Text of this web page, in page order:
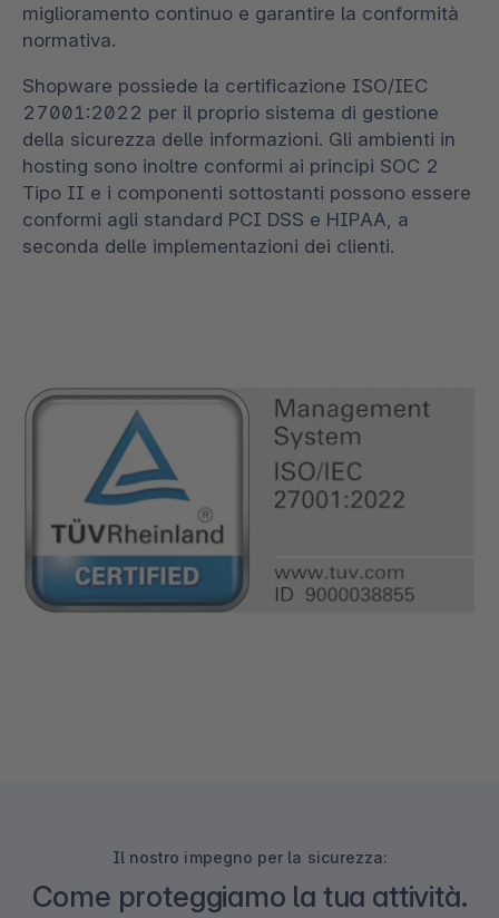
miglioramento continuo e garantire la conformità
normativa.
Shopware possiede la certificazione ISO/IEC
27001:2022 per il proprio sistema di gestione
della sicurezza delle informazioni. Gli ambienti in
hosting sono inoltre conformi ai principi SOC 2
Tipo II e i componenti sottostanti possono essere
conformi agli standard PCI DSS e HIPAA, a
seconda delle implementazioni dei clienti.
Il nostro impegno per la sicurezza:
Come proteggiamo la tua attività.